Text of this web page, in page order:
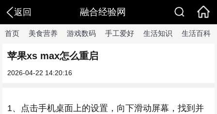
返回 融合经验网
首页 美食营养 游戏数码 手工爱好 生活知识 生活百科
苹果xs max怎么重启
2026-04-22 14:20:16
1、点击手机桌面上的设置，向下滑动屏幕，找到并